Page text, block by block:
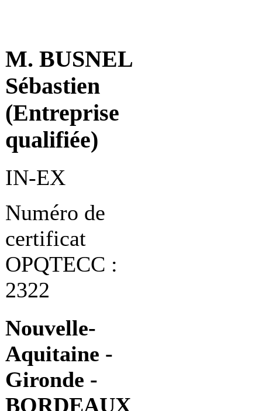
M. BUSNEL
Sébastien
(Entreprise
qualifiée)
IN-EX
Numéro de
certificat
OPQTECC :
2322
Nouvelle-
Aquitaine -
Gironde -
BORDEAUX